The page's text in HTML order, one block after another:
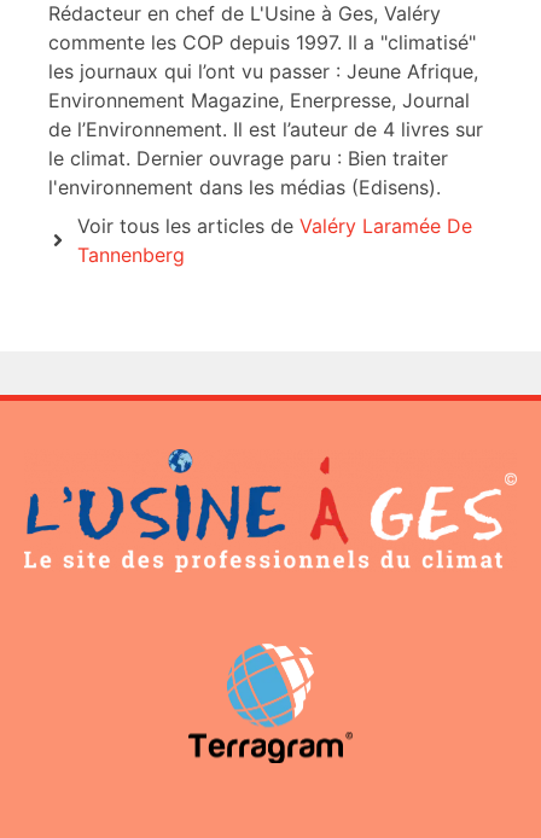
Rédacteur en chef de L'Usine à Ges, Valéry
commente les COP depuis 1997. Il a "climatisé"
les journaux qui l’ont vu passer : Jeune Afrique,
Environnement Magazine, Enerpresse, Journal
de l’Environnement. Il est l’auteur de 4 livres sur
le climat. Dernier ouvrage paru : Bien traiter
l'environnement dans les médias (Edisens).
Voir tous les articles de Valéry Laramée De
Tannenberg